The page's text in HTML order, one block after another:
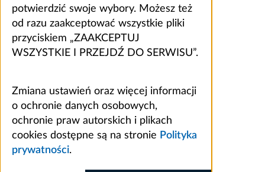
potwierdzić swoje wybory. Możesz też
od razu zaakceptować wszystkie pliki
przyciskiem „ZAAKCEPTUJ
WSZYSTKIE I PRZEJDŹ DO SERWISU”.
Zmiana ustawień oraz więcej informacji
o ochronie danych osobowych,
ochronie praw autorskich i plikach
cookies dostępne są na stronie Polityka
prywatności.